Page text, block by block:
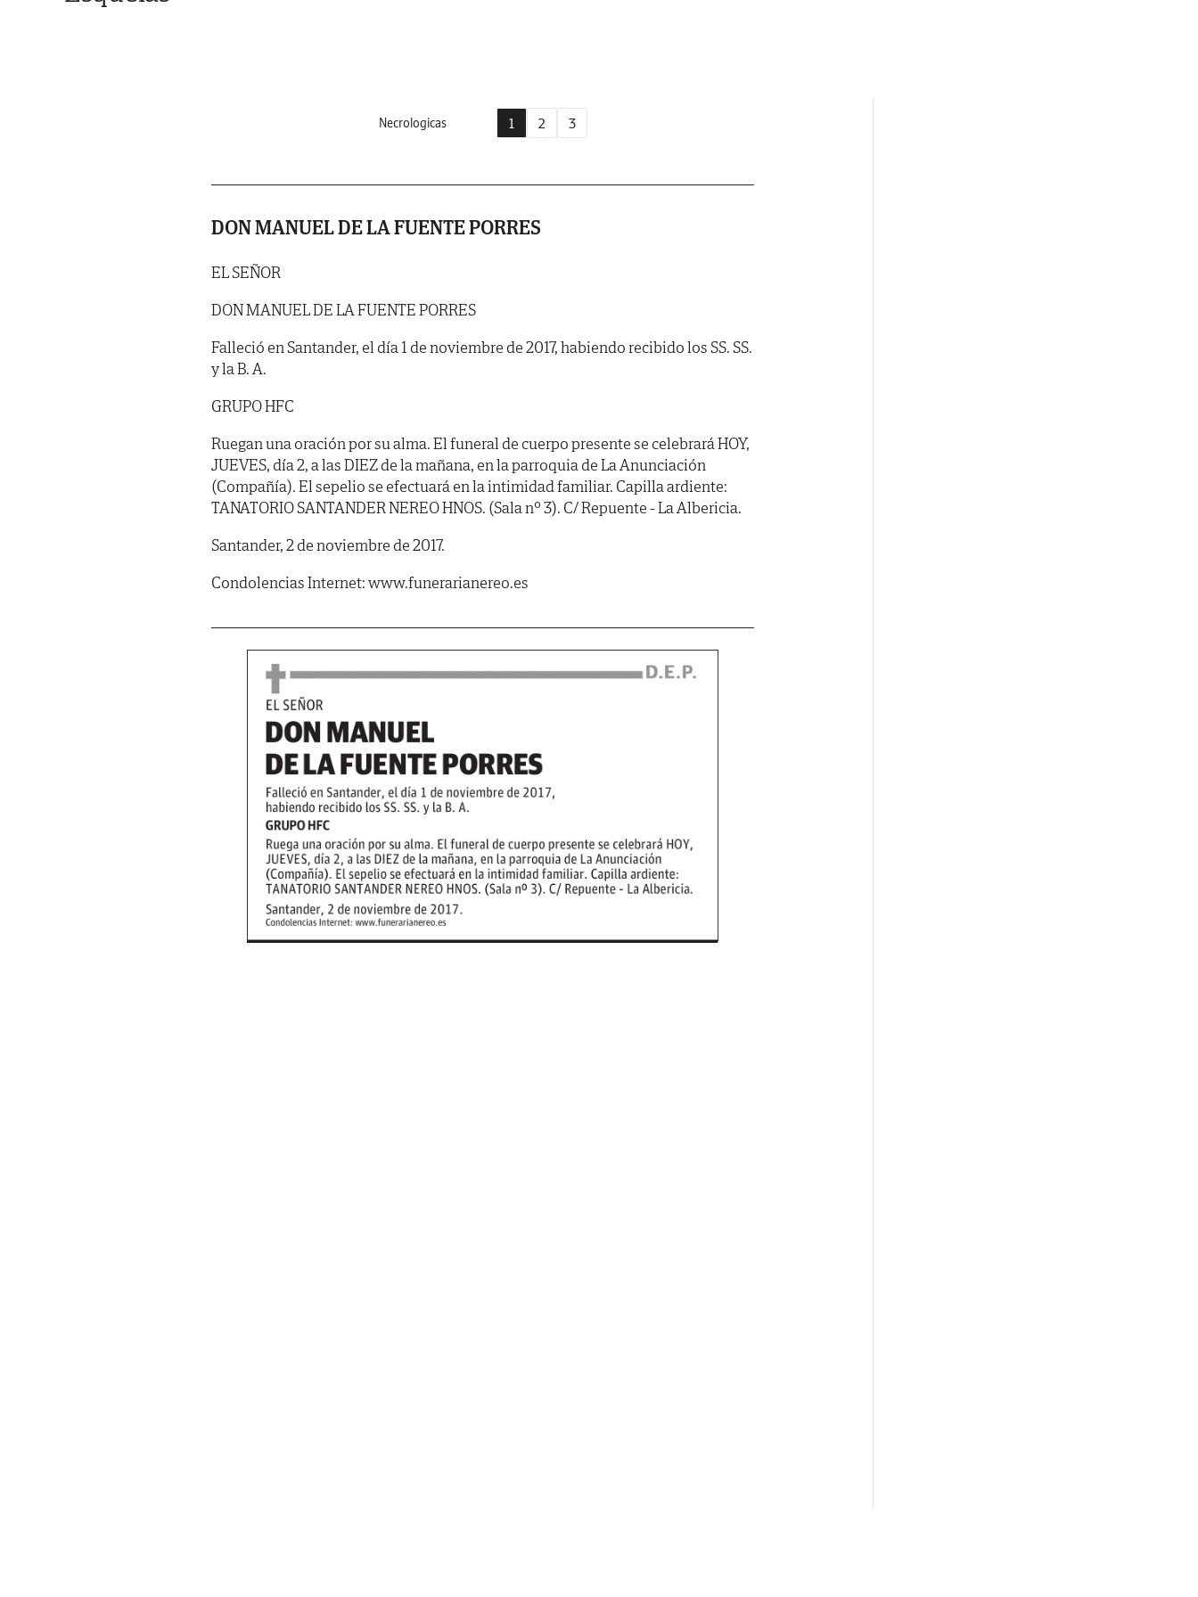
Necrologicas 1 2 3
DON MANUEL DE LA FUENTE PORRES
EL SEÑOR
DON MANUEL DE LA FUENTE PORRES
Falleció en Santander, el día 1 de noviembre de 2017, habiendo recibido los SS. SS.
y la B. A.
GRUPO HFC
Ruegan una oración por su alma. El funeral de cuerpo presente se celebrará HOY,
JUEVES, día 2, a las DIEZ de la mañana, en la parroquia de La Anunciación
(Compañía). El sepelio se efectuará en la intimidad familiar. Capilla ardiente:
TANATORIO SANTANDER NEREO HNOS. (Sala nº 3). C/ Repuente - La Albericia.
Santander, 2 de noviembre de 2017.
Condolencias Internet: www.funerarianereo.es